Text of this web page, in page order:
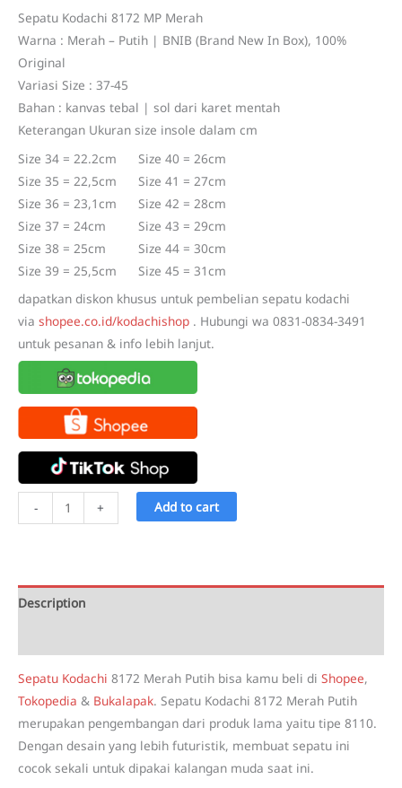
rating
price
was:
Rp198.800.
is:
Sepatu Kodachi 8172 MP Merah
Warna : Merah – Putih | BNIB (Brand New In Box), 100%
Original
Variasi Size : 37-45
Bahan : kanvas tebal | sol dari karet mentah
Keterangan Ukuran size insole dalam cm
Size 34 = 22.2cm Size 40 = 26cm
Size 35 = 22,5cm Size 41 = 27cm
Size 36 = 23,1cm Size 42 = 28cm
Size 37 = 24cm Size 43 = 29cm
Size 38 = 25cm Size 44 = 30cm
Size 39 = 25,5cm Size 45 = 31cm
dapatkan diskon khusus untuk pembelian sepatu kodachi
via shopee.co.id/kodachishop . Hubungi wa 0831-0834-3491
untuk pesanan & info lebih lanjut.
-
Kodachi
Putih
quantity
+ Add to cart
Description
Sepatu Kodachi 8172 Merah Putih bisa kamu beli di Shopee,
Tokopedia & Bukalapak. Sepatu Kodachi 8172 Merah Putih
merupakan pengembangan dari produk lama yaitu tipe 8110.
Dengan desain yang lebih futuristik, membuat sepatu ini
cocok sekali untuk dipakai kalangan muda saat ini.